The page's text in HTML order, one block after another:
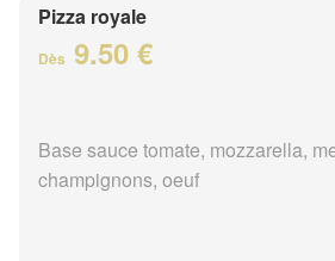
Pizza royale
Dès 9.50 €
Base sauce tomate, mozzarella,
champignons, oeuf